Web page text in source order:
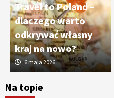
Travel to Poland –
dlaczego warto
odkrywać własny
kraj na nowo?
6 maja 2026
Na topie
4
Czy sztuczna
geodety w
5
Tworzenie